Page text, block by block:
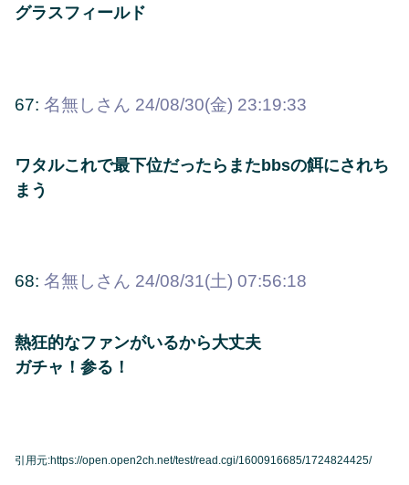
グラスフィールド
67: 名無しさん 24/08/30(金) 23:19:33
ワタルこれで最下位だったらまたbbsの餌にされち
まう
68: 名無しさん 24/08/31(土) 07:56:18
熱狂的なファンがいるから大丈夫
ガチャ！参る！
引用元:https://open.open2ch.net/test/read.cgi/1600916685/1724824425/